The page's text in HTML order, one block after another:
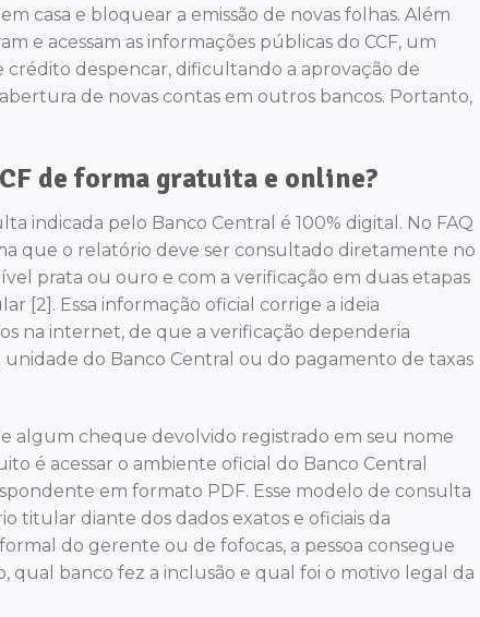
casa e bloquear a emissão de novas folhas. Além
e acessam as informações públicas do CCF, um
despencar, dificultando a aprovação de
de novas contas em outros bancos. Portanto,
de forma gratuita e online?
indicada pelo Banco Central é 100% digital. No FAQ
que o relatório deve ser consultado diretamente no
prata ou ouro e com a verificação em duas etapas
[2]. Essa informação oficial corrige a ideia
na internet, de que a verificação dependeria
do Banco Central ou do pagamento de taxas
algum cheque devolvido registrado em seu nome
é acessar o ambiente oficial do Banco Central
em formato PDF. Esse modelo de consulta
diante dos dados exatos e oficiais da
do gerente ou de fofocas, a pessoa consegue
banco fez a inclusão e qual foi o motivo legal da